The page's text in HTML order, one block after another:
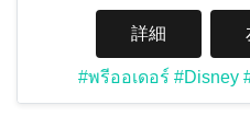
詳細
#พรีออเดอร์ #Disney